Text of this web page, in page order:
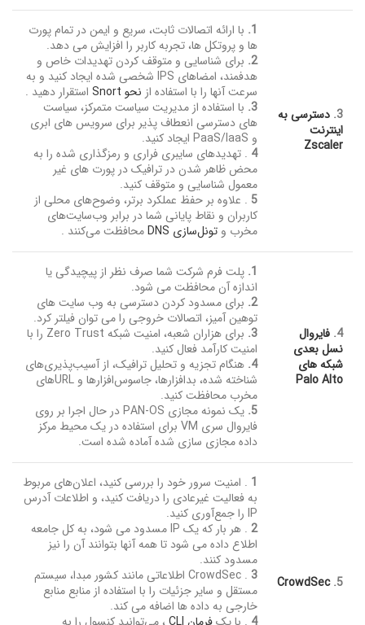
3. دسترسی به
اینترنت
Zscaler
1. با ارائه اتصالات ثابت، سریع و ایمن در تمام پورت
ها و پروتکل ها، تجربه کاربر را افزایش می دهد.
2. برای شناسایی و متوقف کردن تهدیدات خاص و
هدفمند، امضاهای IPS شخصی شده ایجاد کنید و به
سرعت آنها را با استفاده از نحو Snort
استقرار دهید .
3. با استفاده از مدیریت سیاست متمرکز، سیاست
های دسترسی انعطاف پذیر برای سرویس های ابری
و PaaS/IaaS ایجاد کنید.
4 . تهدیدهای سایبری فراری و رمزگذاری شده را به
محض ظاهر شدن در ترافیک در پورت های غیر
معمول شناسایی و متوقف کنید.
5 . علاوه بر حفظ عملکرد برتر، وضوح‌های محلی از
کاربران و نقاط پایانی شما در برابر وب‌سایت‌های
مخرب و تونل‌سازی DNS محافظت می‌کنند .
4. فایروال
نسل بعدی
شبکه های
Palo Alto
1. پلت فرم شرکت شما صرف نظر از پیچیدگی یا
اندازه آن محافظت می شود.
2. برای مسدود کردن دسترسی به وب سایت های
توهین آمیز، اتصالات خروجی را می توان فیلتر کرد.
3.
برای هزاران شعبه، امنیت شبکه Zero Trust را با
امنیت کارآمد فعال کنید.
4. هنگام تجزیه و تحلیل ترافیک، از آسیب‌پذیری‌های
شناخته شده، بدافزارها، جاسوس‌افزارها و URLهای
مخرب محافظت کنید.
5.
یک نمونه مجازی PAN-OS در حال اجرا بر روی
فایروال سری VM برای استفاده در یک محیط مرکز
داده مجازی سازی شده آماده شده است.
5.
CrowdSec
1 . امنیت سرور خود را بررسی کنید، اعلان‌های مربوط
به فعالیت غیرعادی را دریافت کنید، و اطلاعات آدرس
IP را جمع‌آوری کنید.
2
. هر بار که یک IP مسدود می شود، به کل جامعه
اطلاع داده می شود تا همه آنها بتوانند آن را نیز
مسدود کنند.
3
. CrowdSec اطلاعاتی مانند کشور مبدا، سیستم
مستقل و سایر جزئیات را با استفاده از منابع منابع
خارجی به داده ها اضافه می کند.